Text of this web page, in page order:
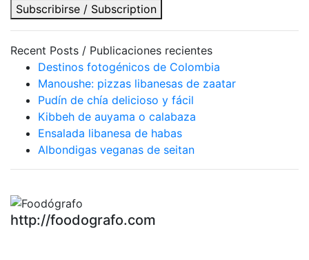
Subscribirse / Subscription
Recent Posts / Publicaciones recientes
Destinos fotogénicos de Colombia
Manoushe: pizzas libanesas de zaatar
Pudín de chía delicioso y fácil
Kibbeh de auyama o calabaza
Ensalada libanesa de habas
Albondigas veganas de seitan
http://foodografo.com